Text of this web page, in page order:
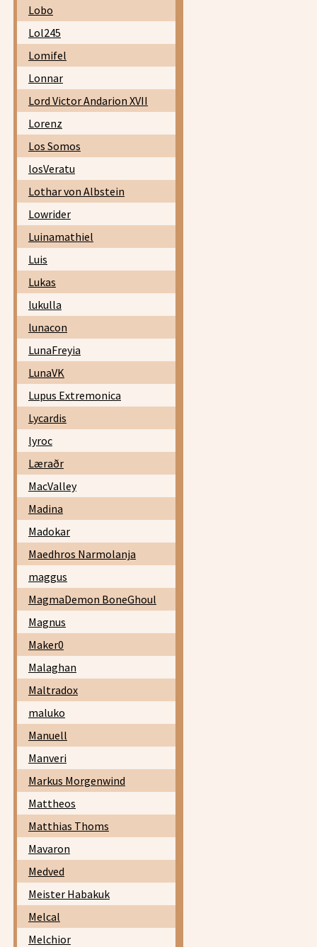
Lobo
Lol245
Lomifel
Lonnar
Lord Victor Andarion XVII
Lorenz
Los Somos
losVeratu
Lothar von Albstein
Lowrider
Luinamathiel
Luis
Lukas
lukulla
lunacon
LunaFreyia
LunaVK
Lupus Extremonica
Lycardis
lyroc
Læraðr
MacValley
Madina
Madokar
Maedhros Narmolanja
maggus
MagmaDemon BoneGhoul
Magnus
Maker0
Malaghan
Maltradox
maluko
Manuell
Manveri
Markus Morgenwind
Mattheos
Matthias Thoms
Mavaron
Medved
Meister Habakuk
Melcal
Melchior